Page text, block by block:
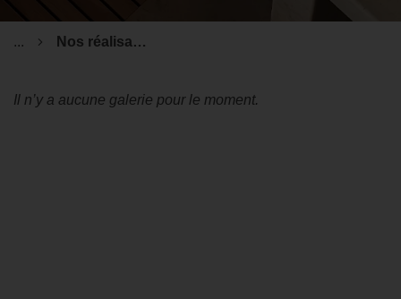
... Nos réalisations
Il n’y a aucune galerie pour le moment.